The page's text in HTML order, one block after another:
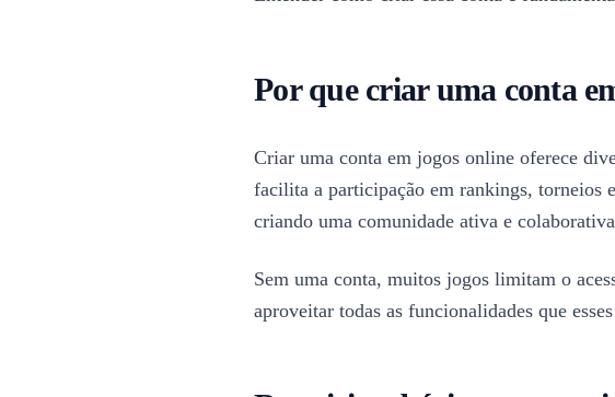
Por que criar uma conta
Criar uma conta em jogos online oferece
facilita a participação em rankings, torneios
criando uma comunidade ativa e
Sem uma conta, muitos jogos limitam o
aproveitar todas as funcionalidades que